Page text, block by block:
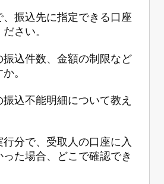
振込先に指定できる口座
さい。
込件数、金額の制限など
。
込不能明細について教え
分で、受取人の口座に入
た場合、どこで確認でき